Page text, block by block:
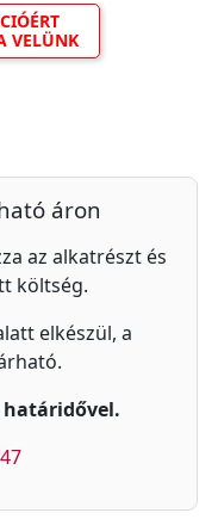
VELÜNK
áron
az alkatrészt és
költség.
elkészül, a
határidővel.